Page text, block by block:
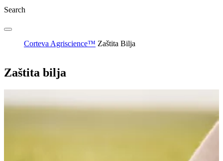
Search
Corteva Agriscience™ Zaštita Bilja
Zaštita bilja